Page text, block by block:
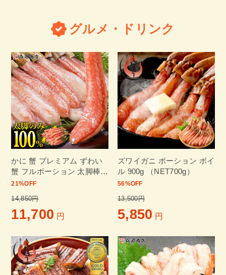
グルメ・ドリンク
かに 蟹 プレミアム ずわい
蟹 フルポーション 太脚棒肉
100% 1kg ( 特大 30本 ) 贈
21%OFF
14,850円
11,700 円
ズワイガニ ポーション ボイ
ル 900g （NET700g）
56%OFF
13,500円
5,850 円